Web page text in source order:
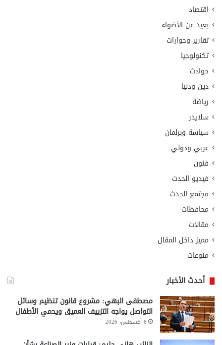
اقتصاد
بعيد عن الأضواء
تقارير وحوارات
تكنولوجيا
حوادث
دين ودنيا
رياضة
سلايدر
سياسة وبرلمان
عربي ودولي
فنون
فيديو الحدث
مجتمع الحدث
محافظات
مقالات
مميز داخل المقال
منوعات
أحدث الأخبار
مصطفى البهي: مشروع قانون تنظيم وسائل
التواصل يواجه التزييف العميق ويحمي الأطفال
8 أغسطس، 2026